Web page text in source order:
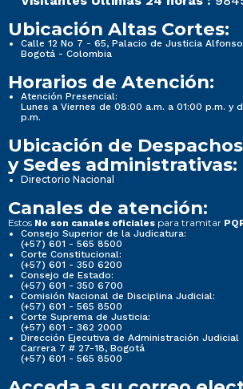
Ubicación Altas Cortes:
Calle 12 No 7 - 65, Palacio de Justicia Alfonso
Bogotá - Colombia
Horarios de Atención:
Atención Presencial:
Lunes a Viernes de 08:00 a.m. a 01:00 p.m. y
p.m.
Ubicación de
y Sedes administrativas:
Directorio Nacional
Canales de atención:
Estos No son canales oficiales para tramitar
Consejo Superior de la Judicatura:
(+57) 601 - 565 8500
Corte Constitucional:
(+57) 601 - 350 6200
Consejo de Estado:
(+57) 601 - 350 6700
Comisión Nacional de Disciplina Judicial:
(+57) 601 - 565 8500
Corte Suprema de Justicia:
(+57) 601 - 362 2000
Dirección Ejecutiva de Administración Judicial
Carrera 7 # 27-18, Bogotá
(+57) 601 - 565 8500